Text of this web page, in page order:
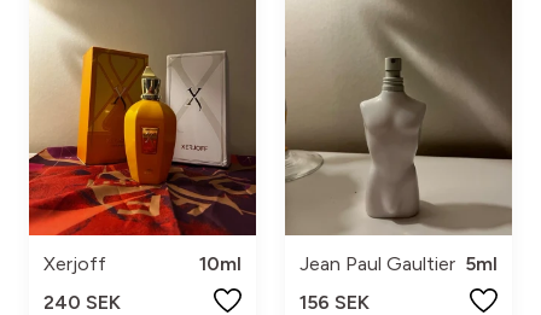
Xerjoff
10ml
240 SEK
Jean Paul Gaultier 5ml
156 SEK